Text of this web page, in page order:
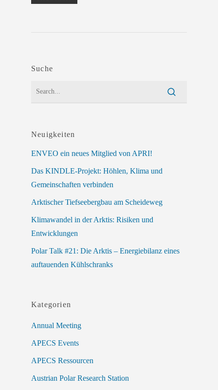
Suche
Neuigkeiten
ENVEO ein neues Mitglied von APRI!
Das KINDLE-Projekt: Höhlen, Klima und
Gemeinschaften verbinden
Arktischer Tiefseebergbau am Scheideweg
Klimawandel in der Arktis: Risiken und
Entwicklungen
Polar Talk #21: Die Arktis – Energiebilanz eines
auftauenden Kühlschranks
Kategorien
Annual Meeting
APECS Events
APECS Ressourcen
Austrian Polar Research Station